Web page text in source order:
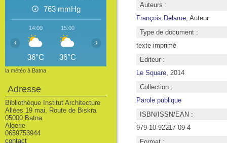
Auteurs :
François Delarue, Auteur
Type de document :
texte imprimé
Editeur :
Le Square, 2014
Collection :
Parole publique
ISBN/ISSN/EAN :
979-10-92217-09-4
763 mmHg
14:00
36°C
15:00
36°C 35°C
‹ ›
la météo à Batna
Adresse
Bibliothèque Institut Architecture
Allées 19 mai, Route de Biskra
05000 Batna
Algerie
0659753944
contact